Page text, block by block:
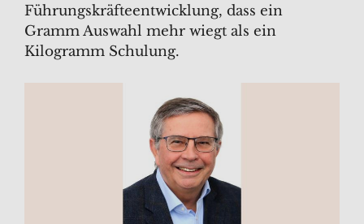
Führungskräfteentwicklung, dass ein
Gramm Auswahl mehr wiegt als ein
Kilogramm Schulung.